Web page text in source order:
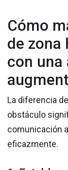
Cómo
de zona
con una
La diferencia
obstáculo
comunicación
eficazmente.